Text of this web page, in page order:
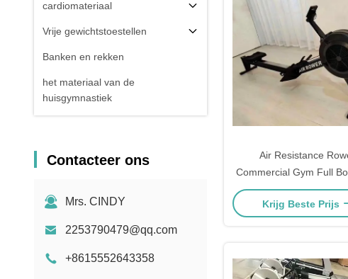
cardiomateriaal
Vrije gewichtstoestellen
Banken en rekken
het materiaal van de
huisgymnastiek
Contacteer ons
Mrs. CINDY
2253790479@qq.com
+8615552643358
Air Resistance
Commercial Gym Full
Impact Oefening Cardio
Fitness Roeien
Krijg Beste Prijs